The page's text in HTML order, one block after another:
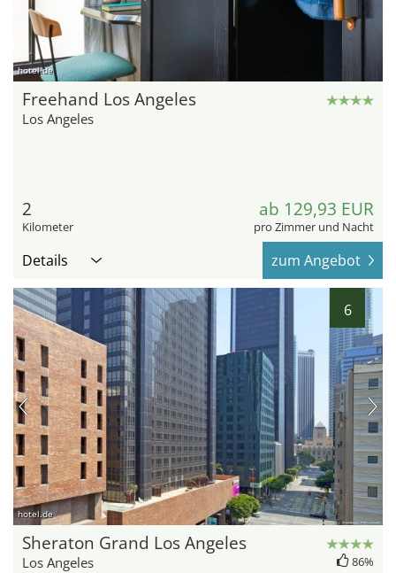
hotel.de
Freehand Los Angeles
Los Angeles
2
Kilometer
ab 129,93 EUR
pro Zimmer und Nacht
Details zum Angebot
6
hotel.de
Sheraton Grand Los Angeles
Los Angeles 86%